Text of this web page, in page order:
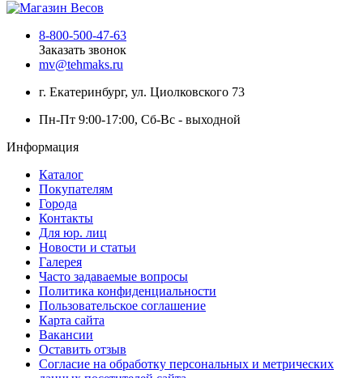
8-800-500-47-63
Заказать звонок
mv@tehmaks.ru
г. Екатеринбург, ул. Циолковского 73
Пн-Пт 9:00-17:00, Сб-Вс - выходной
Информация
Каталог
Покупателям
Города
Контакты
Для юр. лиц
Новости и статьи
Галерея
Часто задаваемые вопросы
Политика конфиденциальности
Пользовательское соглашение
Карта сайта
Вакансии
Оставить отзыв
Согласие на обработку персональных и метрических